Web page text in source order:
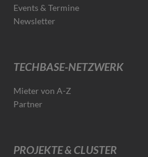
Events & Termine
Newsletter
TECHBASE-NETZWERK
Mieter von A-Z
Partner
PROJEKTE & CLUSTER